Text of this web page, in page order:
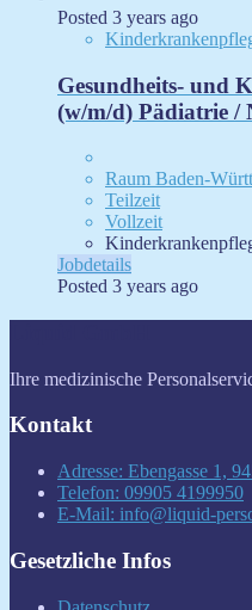
Posted 3 years ago
Gesundheits- und
(w/m/d) Pädiatrie /
Raum Baden-
Teilzeit
Vollzeit
Jobdetails
Posted 3 years ago
Ihre medizinische
Kontakt
Adresse: Ebengasse 1,
Telefon: 09905 4199950
E-Mail: info@liquid-
Gesetzliche Infos